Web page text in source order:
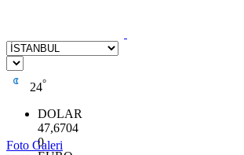
24°
DOLAR
47,6704
0
Foto Galeri